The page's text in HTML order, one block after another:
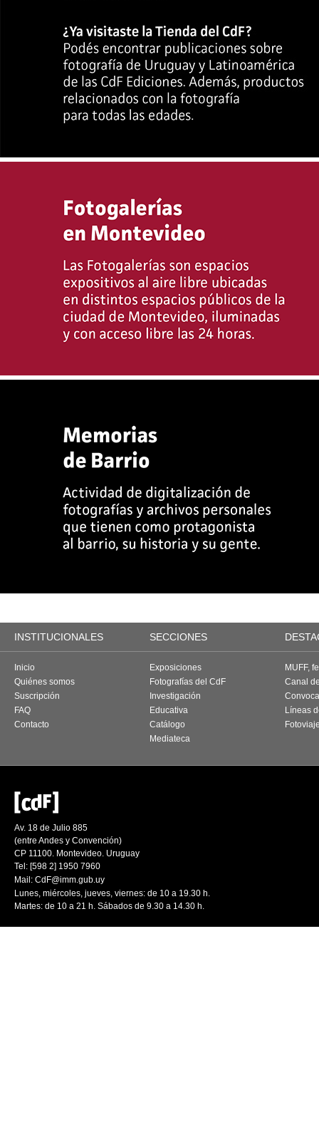
INSTITUCIONALES SECCIONES
Inicio
Quiénes somos
Suscripción
FAQ
Contacto
Exposiciones
Fotografías del CdF
Investigación
Educativa
Catálogo
Mediateca
MUFF,
Canal
Líneas
Av. 18 de Julio 885
(entre Andes y Convención)
CP 11100. Montevideo. Uruguay
Tel: [598 2] 1950 7960
Mail: CdF@imm.gub.uy
Lunes, miércoles, jueves, viernes: de 10 a 19.30 h.
Martes: de 10 a 21 h. Sábados de 9.30 a 14.30 h.